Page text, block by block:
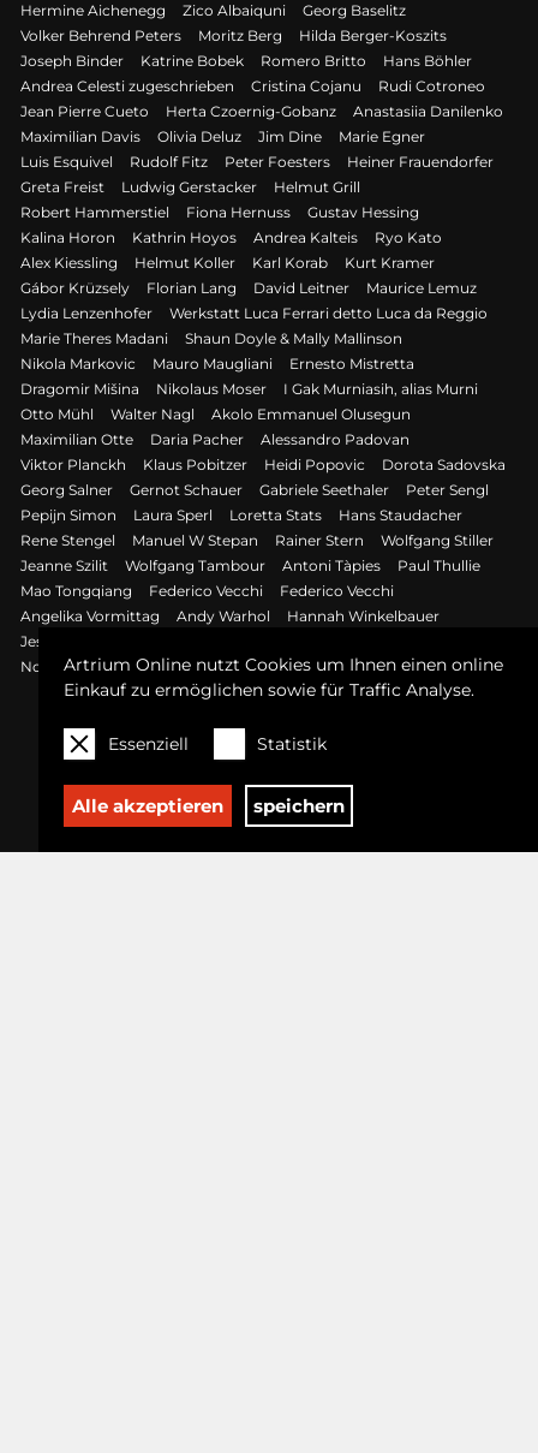
Hermine Aichenegg
Zico Albaiquni
Georg Baselitz
Volker Behrend Peters
Moritz Berg
Hilda Berger-Koszits
Joseph Binder
Katrine Bobek Romero Britto
Hans Böhler
Andrea Celesti zugeschrieben
Cristina Cojanu
Rudi Cotroneo
Jean Pierre Cueto
Herta Czoernig-Gobanz
Anastasiia Danilenko
Maximilian Davis
Olivia Deluz Jim Dine
Marie Egner
Luis Esquivel
Rudolf Fitz Peter Foesters
Heiner Frauendorfer
Greta Freist
Ludwig Gerstacker
Helmut Grill
Robert Hammerstiel
Fiona Hernuss
Gustav Hessing
Kalina Horon
Kathrin Hoyos Andrea Kalteis
Ryo Kato
Alex Kiessling
Helmut Koller Karl Korab
Kurt Kramer
Gábor Krüzsely
Florian Lang David Leitner
Maurice Lemuz
Lydia Lenzenhofer
Werkstatt Luca Ferrari detto Luca da Reggio
Marie Theres Madani
Shaun Doyle & Mally Mallinson
Nikola Markovic
Mauro Maugliani
Ernesto Mistretta
Dragomir Mišina
Nikolaus Moser
I Gak Murniasih, alias Murni
Otto Mühl
Walter Nagl
Akolo Emmanuel Olusegun
Maximilian Otte
Daria Pacher
Alessandro Padovan
Viktor Planckh
Klaus Pobitzer Heidi Popovic
Dorota Sadovska
Georg Salner
Gernot Schauer Gabriele Seethaler
Peter Sengl
Pepijn Simon
Laura Sperl Loretta Stats
Hans Staudacher
Rene Stengel
Manuel W Stepan Rainer Stern
Wolfgang Stiller
Jeanne Szilit
Wolfgang Tambour Antoni Tàpies
Paul Thullie
Mao Tongqiang
Federico Vecchi
Federico Vecchi
Angelika Vormittag
Andy Warhol
Hannah Winkelbauer
Jessica Wood
Norris Yim
ENTDECKEN
Kunstwerke
Künstler
Artrium Online nutzt Cookies um Ihnen einen online
Einkauf zu ermöglichen sowie für Traffic Analyse.
Essenziell Statistik
Alle akzeptieren speichern